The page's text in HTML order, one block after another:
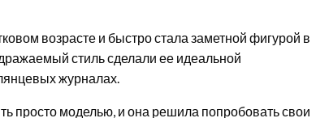
возрасте и быстро стала заметной фигурой в
стиль сделали ее идеальной
журналах.
просто моделью, и она решила попробовать свои